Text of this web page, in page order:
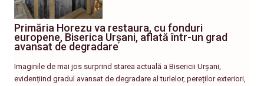
Primăria Horezu va restaura, cu fonduri
europene, Biserica Urșani, aflată într-un grad
avansat de degradare
Imaginile de mai jos surprind starea actuală a Bisericii Urșani,
evidențiind gradul avansat de degradare al turlelor, pereților exteriori,